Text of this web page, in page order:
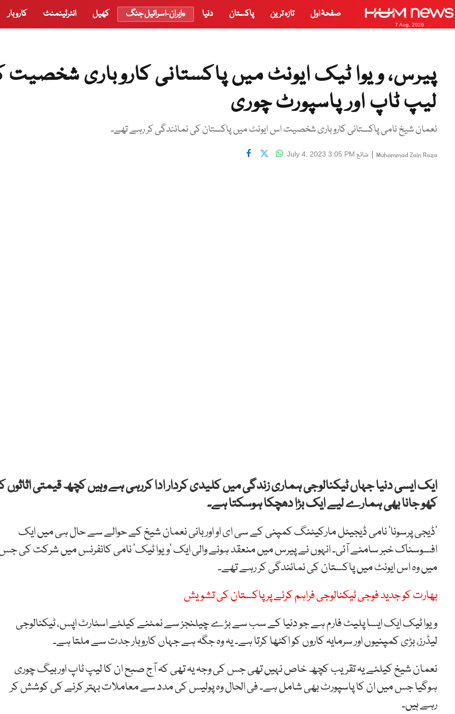
7 Aug, 2026
صفحۂ اول تازہ ترین پاکستان دنیا ایران-اسرائیل جنگ کھیل انٹرٹینمنٹ کاروبار
پیرس، ویوا ٹیک ایونٹ میں پاکستانی کاروباری شخصیت
لیپ ٹاپ اور پاسپورٹ چوری
نعمان شیخ نامی پاکستانی کاروباری شخصیت اس ایونٹ میں پاکستان کی نمائندگی کر رہے تھے۔
Muhammad Zain Raza
| شائع July 4, 2023 3:05 PM
ایک ایسی دنیا جہاں ٹیکنالوجی ہماری زندگی میں کلیدی کردار ادا کررہی ہے وہیں کچھ قیمتی اثاثوں
کھو جانا بھی ہمارے لیے ایک بڑا دھچکا ہوسکتا ہے۔
‘ڈیجی پرسونا’ نامی ڈیجیٹل مارکیٹنگ کمپنی کے سی ای او اور بانی نعمان شیخ کے حوالے سے حال ہی میں ایک
افسوسناک خبر سامنے آئی۔ انہوں نے پیرس میں منعقد ہونے والی ایک ‘ویوا ٹیک’ نامی کانفرنس میں شرکت کی
میں وہ اس ایونٹ میں پاکستان کی نمائندگی کر رہے تھے۔
بھارت کو جدید فوجی ٹیکنالوجی فراہم کرنے پر پاکستان کی تشویش
ویوا ٹیک ایک ایسا پلیٹ فارم ہے جو دنیا کے سب سے بڑے چیلنجز سے نمٹنے کیلئے اسٹارٹ اپس، ٹیکنالوجی
لیڈرز، بڑی کمپنیوں اور سرمایہ کاروں کو اکٹھا کرتا ہے۔ یہ وہ جگہ ہے جہاں کاروبار جدت سے ملتا ہے۔
نعمان شیخ کیلئے یہ تقریب کچھ خاص نہیں تھی جس کی وجہ یہ تھی کہ آج صبح ان کا لیپ ٹاپ اور بیگ چوری
ہوگیا جس میں ان کا پاسپورٹ بھی شامل ہے۔ فی الحال وہ پولیس کی مدد سے معاملات بہتر کرنے کی کوشش کر
رہے ہیں۔